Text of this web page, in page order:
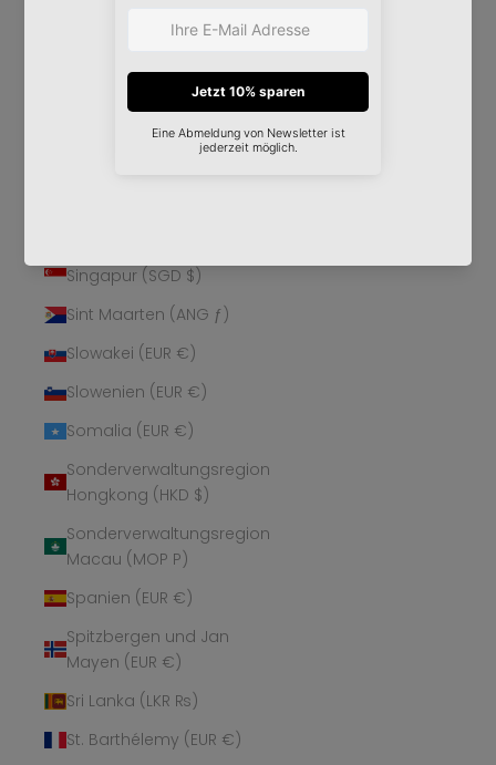
Schweiz (CHF CHF)
Senegal (XOF Fr)
Seychellen (EUR €)
Singapur (SGD $)
Sint Maarten (ANG ƒ)
Slowakei (EUR €)
Slowenien (EUR €)
Somalia (EUR €)
Sonderverwaltungsregion
Hongkong (HKD $)
Sonderverwaltungsregion
Macau (MOP P)
Spanien (EUR €)
Spitzbergen und Jan
Mayen (EUR €)
Sri Lanka (LKR ₨)
St. Barthélemy (EUR €)